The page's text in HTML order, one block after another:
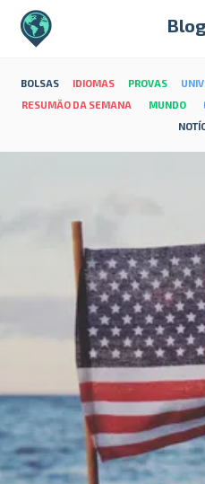
BOLSAS IDIOMAS PROVAS
RESUMÃO DA SEMANA
MUNDO